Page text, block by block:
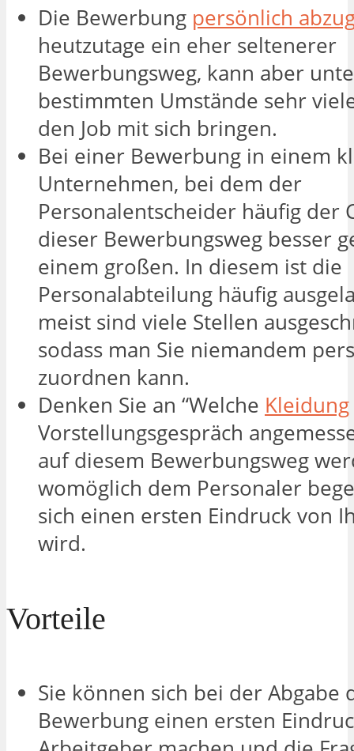
Die Bewerbung persönlich
heutzutage ein eher seltenerer
Bewerbungsweg, kann aber
bestimmten Umstände sehr
den Job mit sich bringen.
Bei einer Bewerbung in einem
Unternehmen, bei dem der
Personalentscheider häufig der
dieser Bewerbungsweg besser
einem großen. In diesem ist die
Personalabteilung häufig
meist sind viele Stellen
sodass man Sie niemandem
zuordnen kann.
Denken Sie an “Welche Kleidung
Vorstellungsgespräch
auf diesem Bewerbungsweg
womöglich dem Personaler
sich einen ersten Eindruck von
wird.
Vorteile
Sie können sich bei der Abgabe
Bewerbung einen ersten